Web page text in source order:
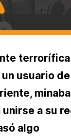
terrorífica
usuario de
minaba
a su
algo